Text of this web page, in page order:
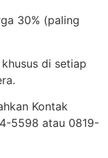
30% (paling
di setiap
Kontak
5598 atau 0819-